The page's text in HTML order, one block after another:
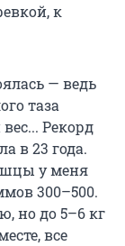
к
— ведь
таза
Рекорд
в 23 года.
у меня
300–500.
но до 5–6 кг
все